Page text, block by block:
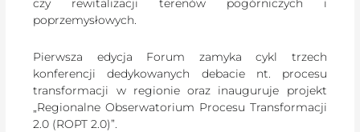
czy rewitalizacji terenów pogórniczych i
poprzemysłowych.
Pierwsza edycja Forum zamyka cykl trzech
konferencji dedykowanych debacie nt. procesu
transformacji w regionie oraz inauguruje projekt
„Regionalne Obserwatorium Procesu Transformacji
2.0 (ROPT 2.0)”.